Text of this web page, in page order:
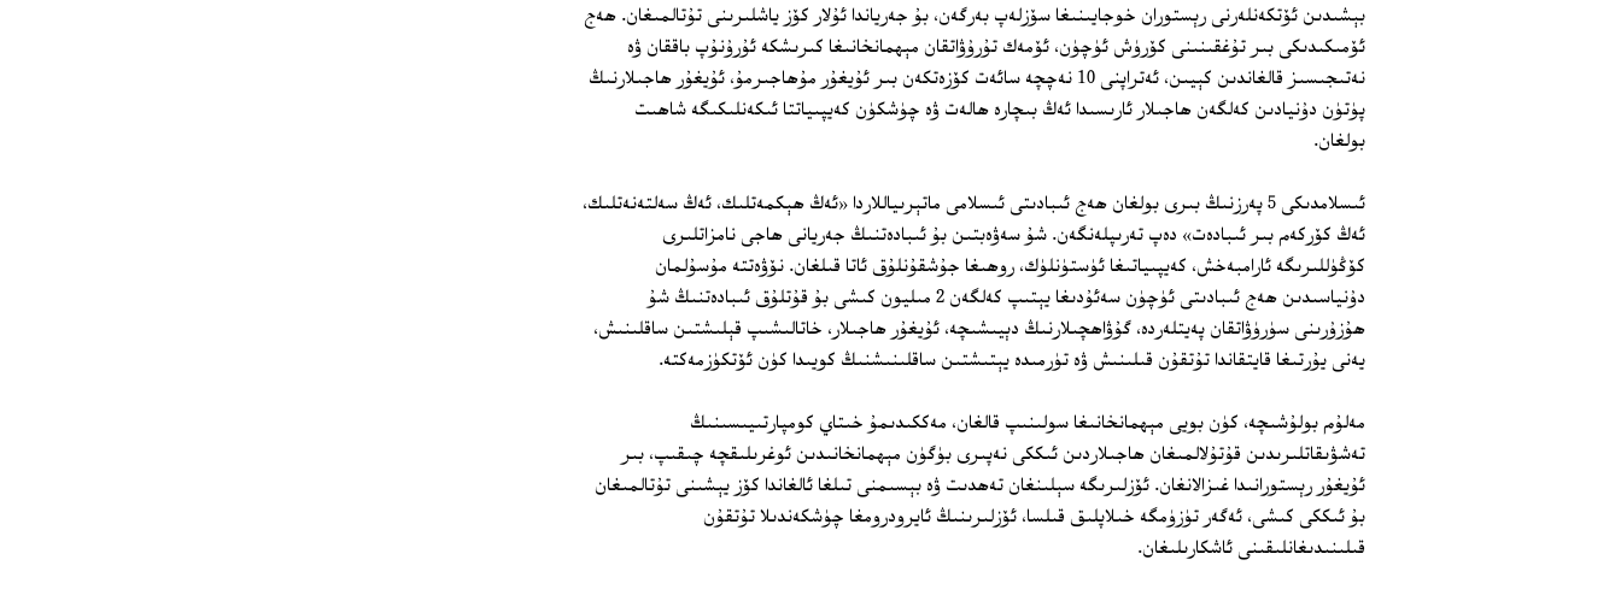
بېشىدىن ئۆتكەنلەرنى رېستوران خوجايىنىغا سۆزلەپ بەرگەن، بۇ جەرياندا ئۇلار كۆز ياشلىرىنى تۇتالمىغان. ھەج
ئۆمىكىدىكى بىر تۇغقىنىنى كۆرۈش ئۈچۈن، ئۆمەك تۇرۇۋاتقان مېھمانخانىغا كىرىشكە ئۇرۇنۇپ باققان ۋە
نەتىجىسىز قالغاندىن كېيىن، ئەتراپنى 10 نەچچە سائەت كۆزەتكەن بىر ئۇيغۇر مۇھاجىرمۇ، ئۇيغۇر ھاجىلارنىڭ
پۈتۈن دۇنيادىن كەلگەن ھاجىلار ئارىسىدا ئەڭ بىچارە ھالەت ۋە چۈشكۈن كەيپىياتتا ئىكەنلىكىگە شاھىت
بولغان.
ئىسلامدىكى 5 پەرزنىڭ بىرى بولغان ھەج ئىبادىتى ئىسلامى ماتېرىياللاردا «ئەڭ ھېكمەتلىك، ئەڭ سەلتەنەتلىك،
ئەڭ كۆركەم بىر ئىبادەت» دەپ تەرىپلەنگەن. شۇ سەۋەبتىن بۇ ئىبادەتنىڭ جەريانى ھاجى نامزاتلىرى
كۆڭۈللىرىگە ئارامبەخش، كەيپىياتىغا ئۈستۈنلۈك، روھىغا جۇشقۇنلۇق ئاتا قىلغان. نۆۋەتتە مۇسۇلمان
دۇنياسىدىن ھەج ئىبادىتى ئۈچۈن سەئۇدىغا يېتىپ كەلگەن 2 مىليون كىشى بۇ قۇتلۇق ئىبادەتنىڭ شۇ
ھۇزۇرىنى سۈرۈۋاتقان پەيتلەردە، گۇۋاھچىلارنىڭ دېيىشىچە، ئۇيغۇر ھاجىلار، خاتالىشىپ قېلىشتىن ساقلىنىش،
يەنى يۇرتىغا قايتقاندا تۇتقۇن قىلىنىش ۋە تۈرمىدە يېتىشتىن ساقلىنىشنىڭ كويىدا كۈن ئۆتكۈزمەكتە.
مەلۇم بولۇشىچە، كۈن بويى مېھمانخانىغا سولىنىپ قالغان، مەككىدىمۇ خىتاي كومپارتىيىسىنىڭ
تەشۋىقاتلىرىدىن قۇتۇلالمىغان ھاجىلاردىن ئىككى نەپىرى بۈگۈن مېھمانخانىدىن ئوغرىلىقچە چىقىپ، بىر
ئۇيغۇر رېستورانىدا غىزالانغان. ئۆزلىرىگە سېلىنغان تەھدىت ۋە بېسىمنى تىلغا ئالغاندا كۆز يېشىنى تۇتالمىغان
بۇ ئىككى كىشى، ئەگەر تۈزۈمگە خىلاپلىق قىلسا، ئۆزلىرىنىڭ ئايرودرومغا چۈشكەندىلا تۇتقۇن
قىلىنىدىغانلىقىنى ئاشكارىلىغان.